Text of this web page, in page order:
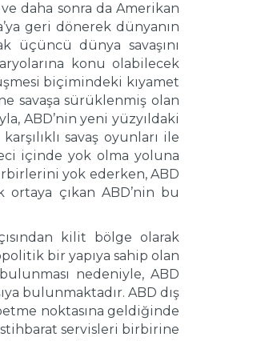
daha sonra da Amerikan
geri dönerek dünyanın
üçüncü dünya savaşını
konu olabilecek
biçimindeki kıyamet
savaşa sürüklenmiş olan
ABD’nin yeni yüzyıldaki
savaş oyunları ile
içinde yok olma yoluna
yok ederken, ABD
çıkan ABD’nin bu
kilit bölge olarak
bir yapıya sahip olan
nedeniyle, ABD
bulunmaktadır. ABD dış
noktasına geldiğinde
servisleri birbirine